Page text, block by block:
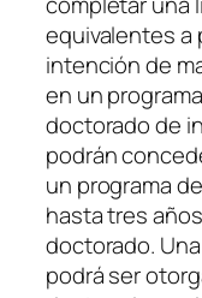
equivalentes a
intención de
en un
doctorado de
podrán
un programa
hasta tres
doctorado.
podrá ser